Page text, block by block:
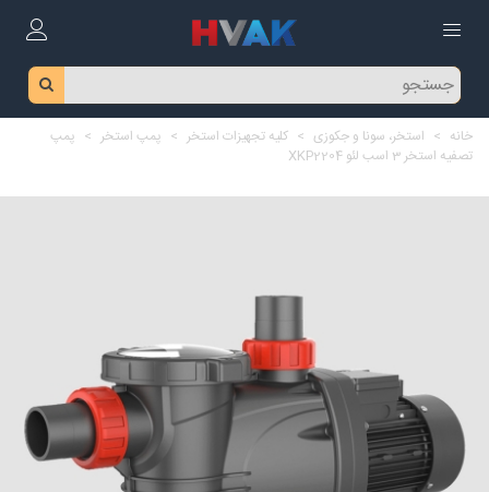
خانه > استخر، سونا و جکوزی > کلیه تجهیزات استخر > پمپ استخر > پمپ
تصفیه استخر 3 اسب لئو XKP2204